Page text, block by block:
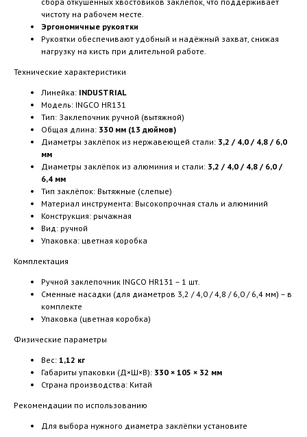
чистоту на рабочем месте.
Эргономичные рукоятки
Рукоятки обеспечивают удобный и надёжный захват, снижая
нагрузку на кисть при длительной работе.
Технические характеристики
Линейка: INDUSTRIAL
Модель: INGCO HR131
Тип: Заклепочник ручной (вытяжной)
Общая длина: 330 мм (13 дюймов)
Диаметры заклёпок из нержавеющей стали: 3,2 / 4,0 / 4,8 / 6,0
мм
Диаметры заклёпок из алюминия и стали: 3,2 / 4,0 / 4,8 / 6,0 /
6,4 мм
Тип заклёпок: Вытяжные (слепые)
Материал инструмента: Высокопрочная сталь и алюминий
Конструкция: рычажная
Вид: ручной
Упаковка: цветная коробка
Комплектация
Ручной заклепочник INGCO HR131 – 1 шт.
Сменные насадки (для диаметров 3,2 / 4,0 / 4,8 / 6,0 / 6,4 мм) – в
комплекте
Упаковка (цветная коробка)
Физические параметры
Вес: 1,12 кг
Габариты упаковки (Д×Ш×В): 330 × 105 × 32 мм
Страна производства: Китай
Рекомендации по использованию
Для выбора нужного диаметра заклёпки установите